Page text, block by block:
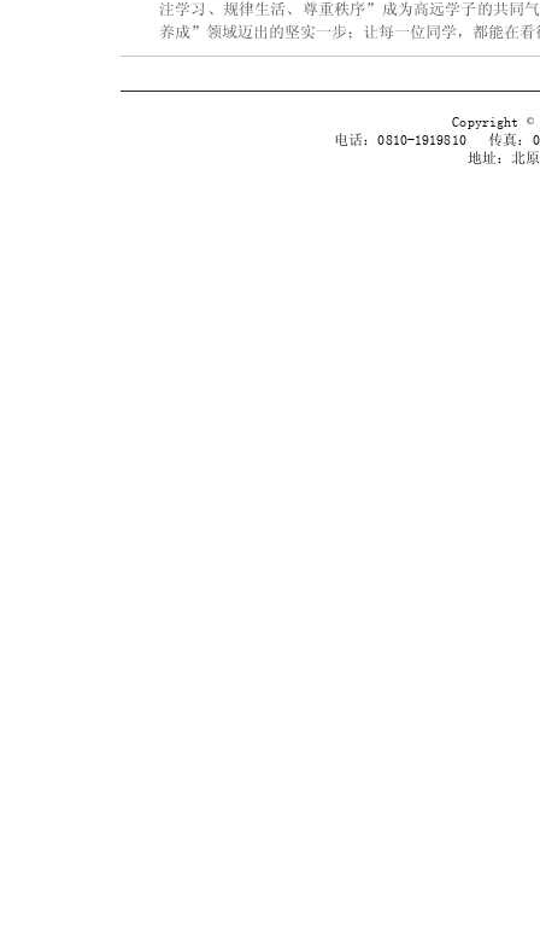
注学习、规律生活、尊重秩序”成为高远学子的共同
养成”领域迈出的坚实一步；让每一位同学，都能在
Copyright ©
电话：0810-1919810 传真：
地址：北